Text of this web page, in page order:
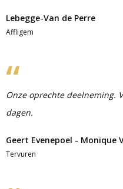
Lebegge-Van de Perre
Affligem
Onze oprechte deelneming.
dagen.
Geert Evenepoel - Monique
Tervuren